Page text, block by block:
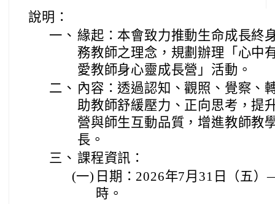
說明：
一、 緣起：本會致力推動生命成長終
務教師之理念，規劃辦理「心中
愛教師身心靈成長營」活動。
二、 內容：透過認知、觀照、覺察、
助教師舒緩壓力、正向思考，提
營與師生互動品質，增進教師教
長。
三、 課程資訊：
(一) 日期：2026年7月31日（五
時。